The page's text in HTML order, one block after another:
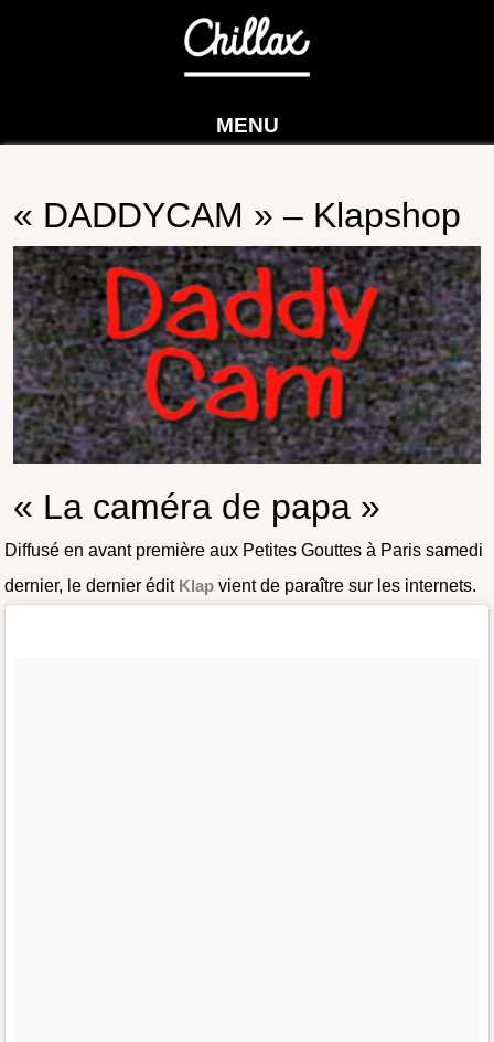
MENU
« DADDYCAM » – Klapshop
« La caméra de papa »
Diffusé en avant première aux Petites Gouttes à Paris samedi
dernier, le dernier édit Klap vient de paraître sur les internets.